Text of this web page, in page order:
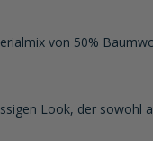
von 50%
Look, der